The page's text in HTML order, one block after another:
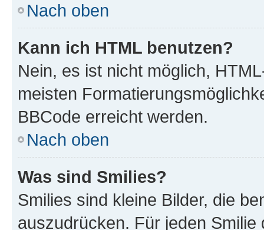
Nach oben
Kann ich HTML benutzen?
Nein, es ist nicht möglich,
meisten
BBCode erreicht werden.
Nach oben
Was sind Smilies?
Smilies sind kleine Bilder, die
auszudrücken. Für jeden